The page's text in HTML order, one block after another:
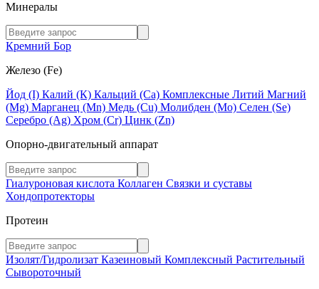
Минералы
Кремний Бор
Железо (Fe)
Йод (I) Калий (К) Кальций (Са) Комплексные Литий Магний
(Mg) Марганец (Mn) Медь (Сu) Молибден (Мо) Селен (Se)
Серебро (Ag) Хром (Cr) Цинк (Zn)
Опорно-двигательный аппарат
Гиалуроновая кислота Коллаген Связки и суставы
Хондопротекторы
Протеин
Изолят/Гидролизат Казеиновый Комплексный Растительный
Сывороточный